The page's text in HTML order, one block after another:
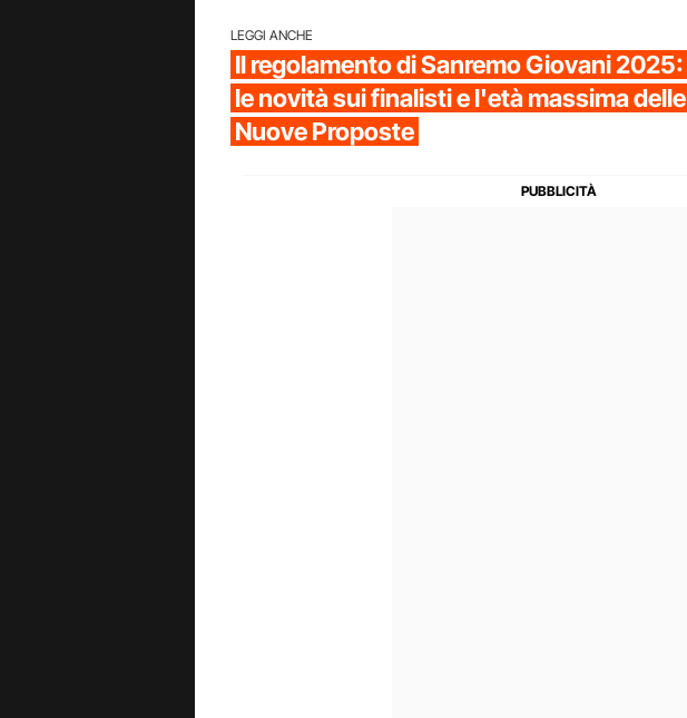
LEGGI ANCHE
Il regolamento di Sanremo Giovani 2025:
le novità sui finalisti e l'età massima delle
Nuove Proposte